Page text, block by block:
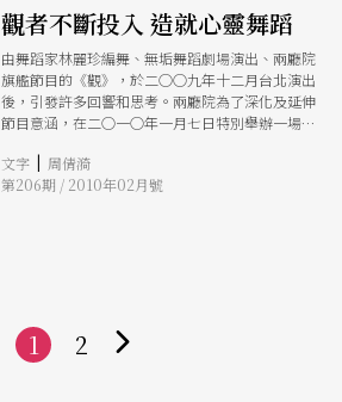
芳，資深評論人林芳宜、徐開塵、謝東寧、紀慧
2013年補助基準因應各類別生態發展，分別增加新
的申請項目，現場將詳細說明。預作線上報名者，
可於現場索取國藝會2013年補助申請基準乙冊。報
名詳情可電洽國藝會獎助組02-
觀者不斷投入 造就心靈舞蹈
由舞蹈家林麗珍編舞、無垢舞蹈劇場演出、兩廳院
旗艦節目的《觀》，於二○○九年十二月台北演出
後，引發許多回響和思考。兩廳院為了深化及延伸
節目意涵，在二○一○年一月七日特別舉辦一場
座談會，由陳郁秀董事長主持，邀集專家學者分別
從宗教意涵、哲學意涵、舞蹈美學、電影美學、美
文字 | 周倩漪
第206期 / 2010年02月號
1 2